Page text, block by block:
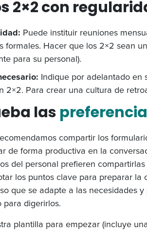
2×2 con
Puede instituir reuniones
formales. Hacer que los 2×2 sean
para su personal).
Indique por adelantado en
2×2. Para crear una cultura de
las
compartir los
de forma productiva en la
del personal prefieren
los puntos clave para preparar
que se adapte a las necesidades
para digerirlos.
plantilla para empezar (incluye